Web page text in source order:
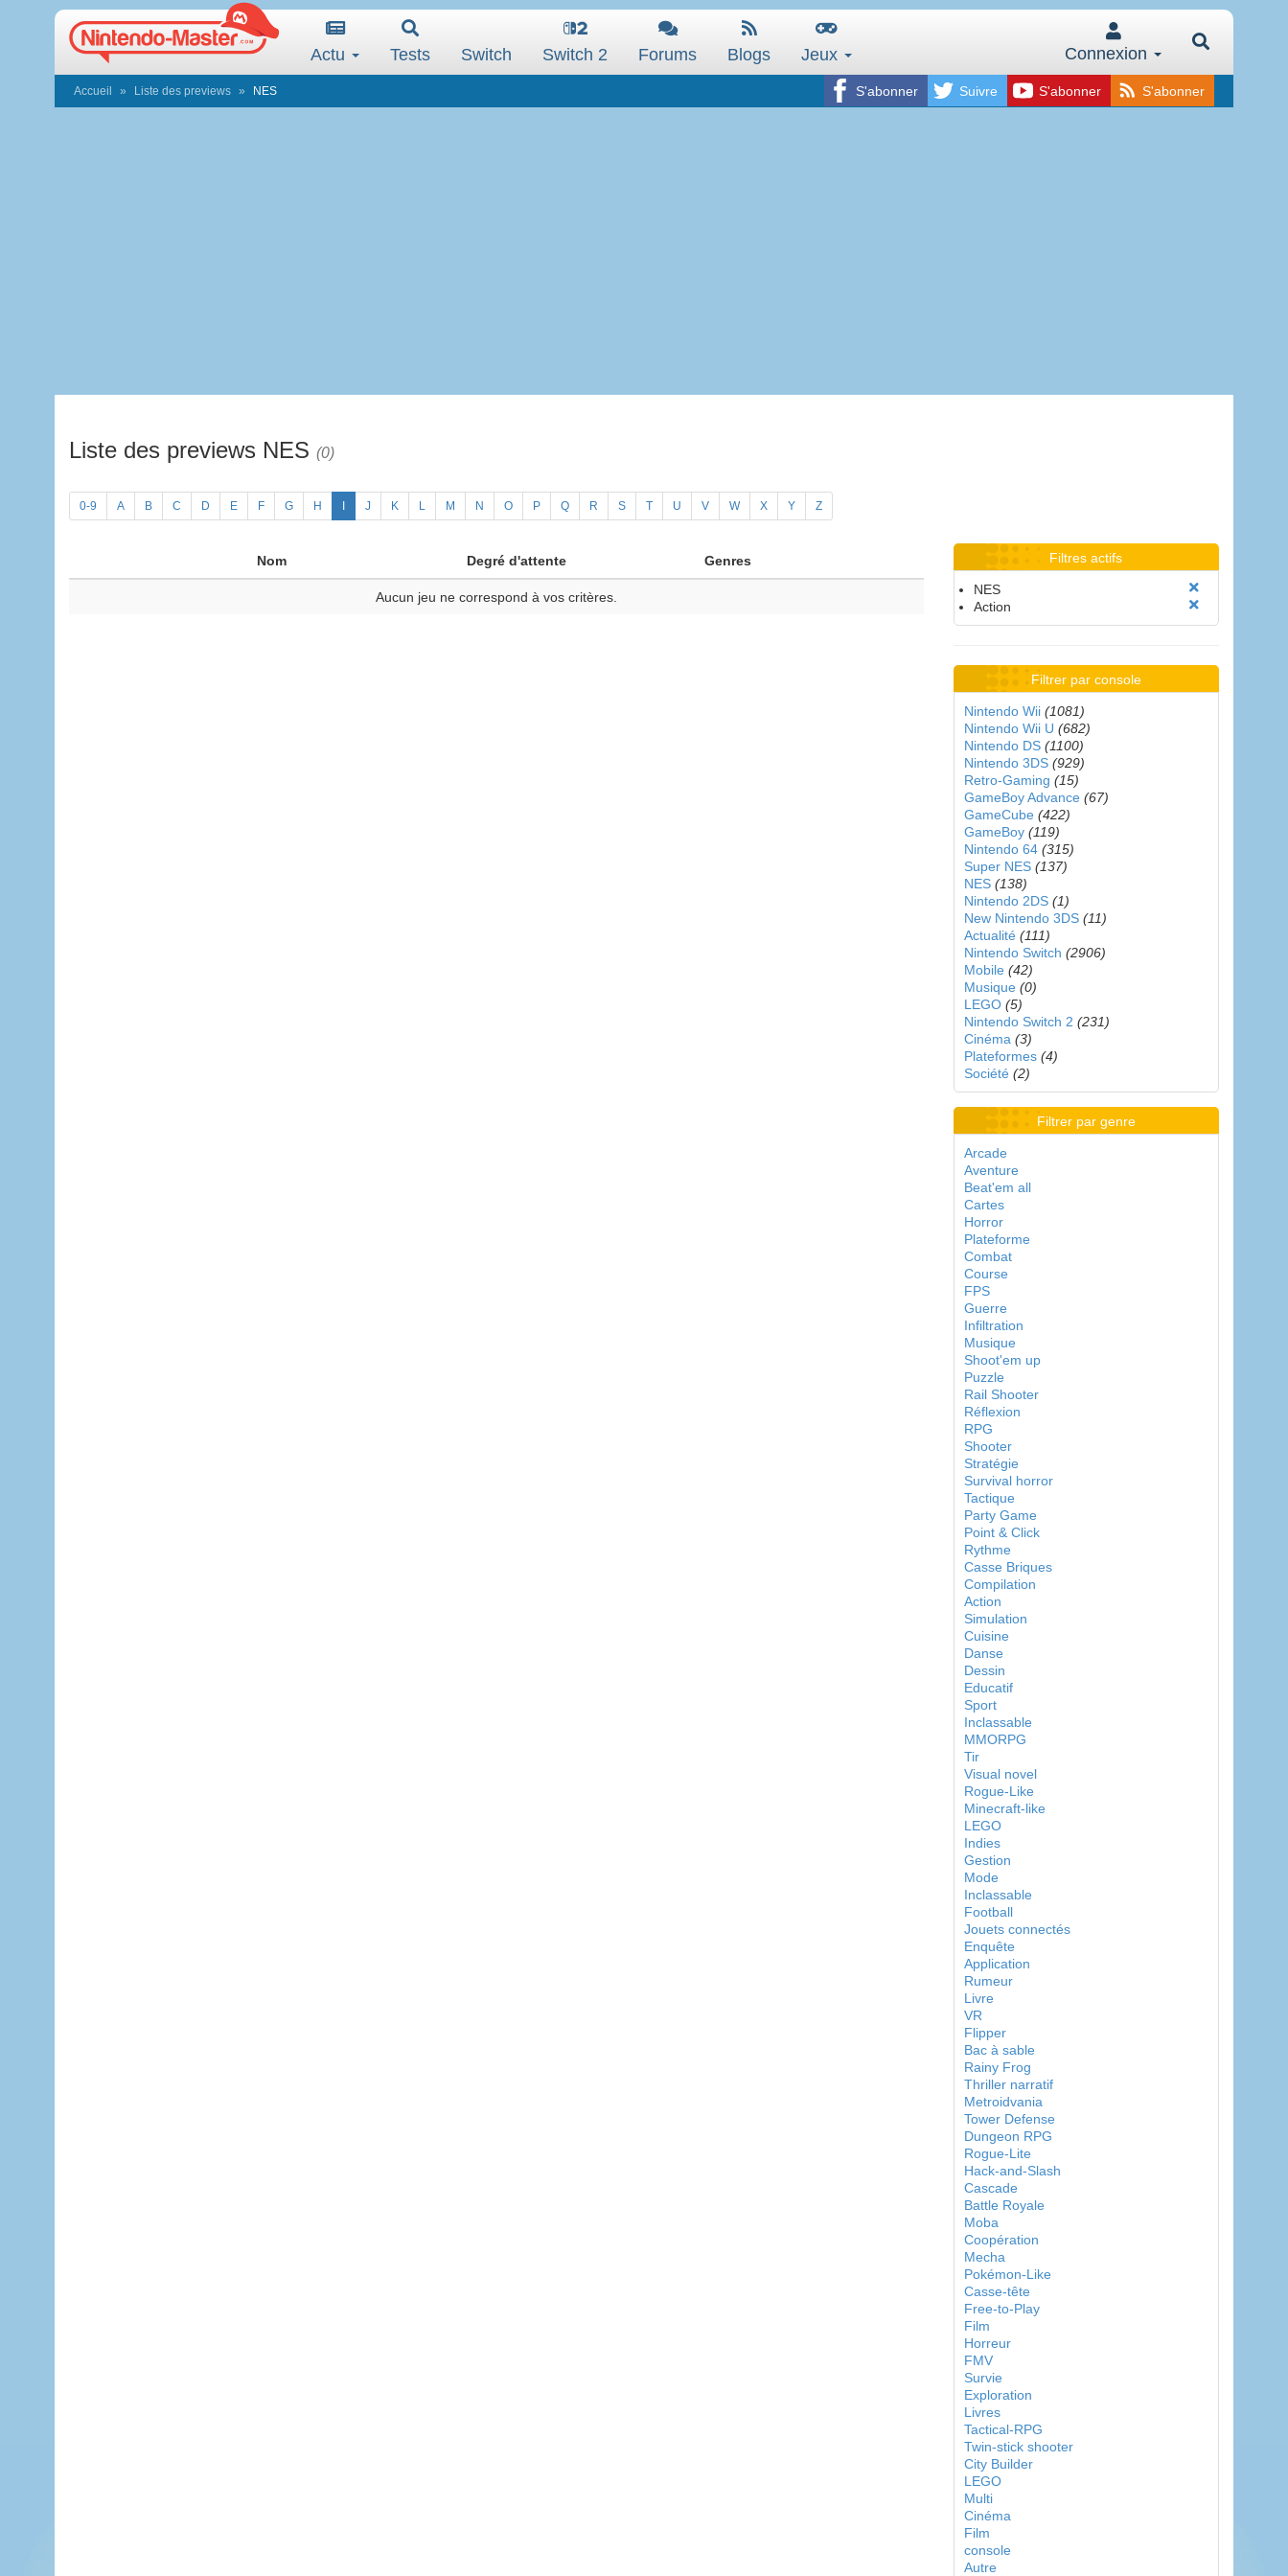
Actu Tests Switch Switch 2 Forums Blogs Jeux Connexion
S'abonner Suivre S'abonner S'abonner
Accueil Liste des previews NES
Liste des previews NES (0)
0-9 A B C D E F G H J K L M N O P Q R S T U V W X Y Z
Nom Degré d'attente Genres
Aucun jeu ne correspond à vos critères.
Filtres actifs
NES
Action
Filtrer par console
Nintendo Wii (1081)
Nintendo Wii U (682)
Nintendo DS (1100)
Nintendo 3DS (929)
Retro-Gaming (15)
GameBoy Advance (67)
GameCube (422)
GameBoy (119)
Nintendo 64 (315)
Super NES (137)
NES (138)
Nintendo 2DS (1)
New Nintendo 3DS (11)
Actualité (111)
Nintendo Switch (2906)
Mobile (42)
Musique (0)
LEGO (5)
Nintendo Switch 2 (231)
Cinéma (3)
Plateformes (4)
Société (2)
Filtrer par genre
Arcade
Aventure
Beat'em all
Cartes
Horror
Plateforme
Combat
Course
FPS
Guerre
Infiltration
Musique
Shoot'em up
Puzzle
Rail Shooter
Réflexion
RPG
Shooter
Stratégie
Survival horror
Tactique
Party Game
Point & Click
Rythme
Casse Briques
Compilation
Action
Simulation
Cuisine
Danse
Dessin
Educatif
Sport
Inclassable
MMORPG
Tir
Visual novel
Rogue-Like
Minecraft-like
LEGO
Indies
Gestion
Mode
Inclassable
Football
Jouets connectés
Enquête
Application
Rumeur
Livre
VR
Flipper
Bac à sable
Rainy Frog
Thriller narratif
Metroidvania
Tower Defense
Dungeon RPG
Rogue-Lite
Hack-and-Slash
Cascade
Battle Royale
Moba
Coopération
Mecha
Pokémon-Like
Casse-tête
Free-to-Play
Film
Horreur
FMV
Survie
Exploration
Livres
Tactical-RPG
Twin-stick shooter
City Builder
LEGO
Multi
Cinéma
Film
console
Autre